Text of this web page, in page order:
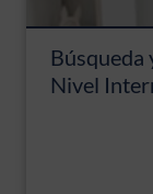
Búsqueda
Nivel